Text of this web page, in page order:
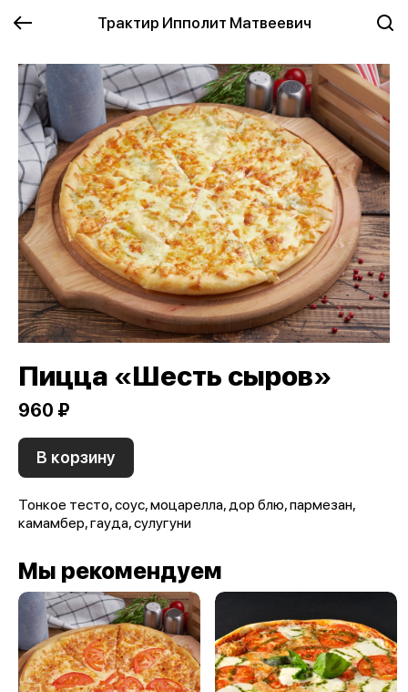
Трактир Ипполит Матвеевич
Пицца «Шесть сыров»
960 ₽
В корзину
Тонкое тесто, соус, моцарелла, дор блю, пармезан,
камамбер, гауда, сулугуни
Мы рекомендуем